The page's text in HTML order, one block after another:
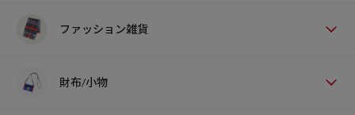
ファッション雑貨
財布/小物